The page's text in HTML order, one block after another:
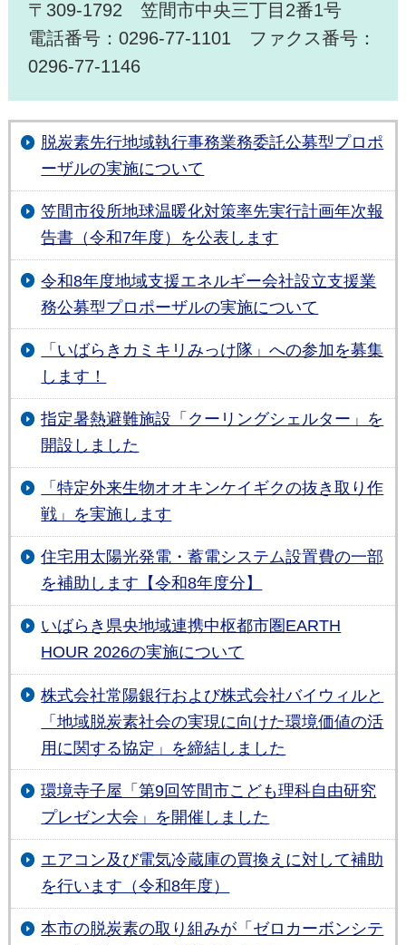
〒309-1792 笠間市中央三丁目2番1号
電話番号：0296-77-1101 ファクス番号：
0296-77-1146
脱炭素先行地域執行事務業務委託公募型プロポ
ーザルの実施について
笠間市役所地球温暖化対策率先実行計画年次報
告書（令和7年度）を公表します
令和8年度地域支援エネルギー会社設立支援業
務公募型プロポーザルの実施について
「いばらきカミキリみっけ隊」への参加を募集
します！
指定暑熱避難施設「クーリングシェルター」を
開設しました
「特定外来生物オオキンケイギクの抜き取り作
戦」を実施します
住宅用太陽光発電・蓄電システム設置費の一部
を補助します【令和8年度分】
いばらき県央地域連携中枢都市圏EARTH
HOUR 2026の実施について
株式会社常陽銀行および株式会社バイウィルと
「地域脱炭素社会の実現に向けた環境価値の活
用に関する協定」を締結しました
環境寺子屋「第9回笠間市こども理科自由研究
プレゼン大会」を開催しました
エアコン及び電気冷蔵庫の買換えに対して補助
を行います（令和8年度）
本市の脱炭素の取り組みが「ゼロカーボンシテ